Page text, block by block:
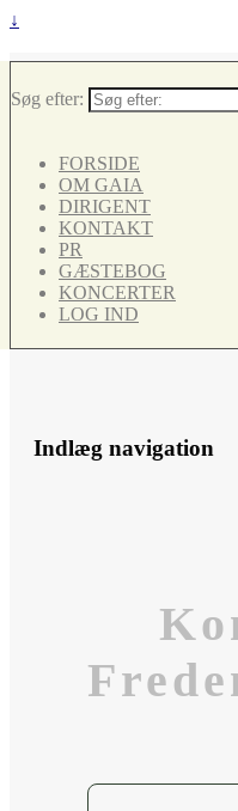
↓
Søg efter:
FORSIDE
OM GAIA
DIRIGENT
KONTAKT
PR
GÆSTEBOG
KONCERTER
LOG IND
Indlæg navigation